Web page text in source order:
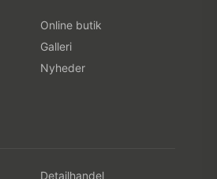
Online butik
Galleri
Nyheder
Detailhandel